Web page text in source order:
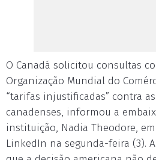
O Canadá solicitou consultas
Organização Mundial do
“tarifas injustificadas” contra
canadenses, informou a
instituição, Nadia Theodore,
LinkedIn na segunda-feira (3).